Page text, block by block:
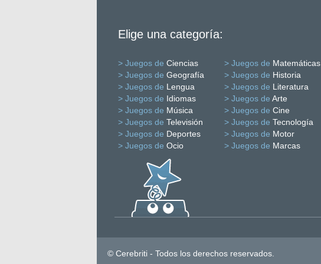
Elige una categoría:
> Juegos de Ciencias > Juegos de Matemáticas
> Juegos de Geografía > Juegos de Historia
> Juegos de Lengua > Juegos de Literatura
> Juegos de Idiomas > Juegos de Arte
> Juegos de Música > Juegos de Cine
> Juegos de Televisión > Juegos de Tecnología
> Juegos de Deportes > Juegos de Motor
> Juegos de Ocio > Juegos de Marcas
© Cerebriti - Todos los derechos reservados.